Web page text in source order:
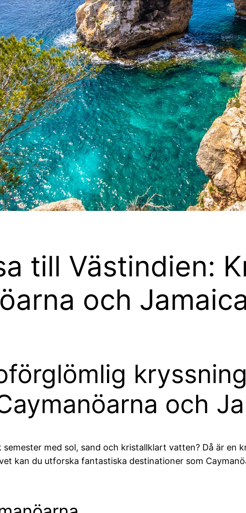
till Västindien:
och
och
med sol, sand och kristallklart vatten? Då är en
kan du utforska fantastiska destinationer som